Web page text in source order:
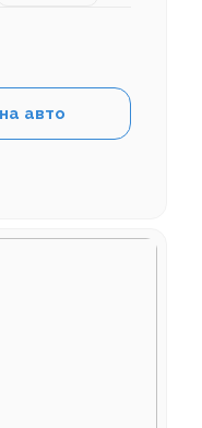
авто